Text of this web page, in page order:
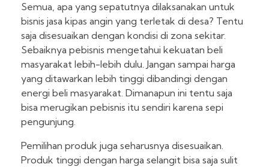
Semua, apa yang sepatutnya dilaksanakan untuk
bisnis jasa kipas angin yang terletak di desa? Tentu
saja disesuaikan dengan kondisi di zona sekitar.
Sebaiknya pebisnis mengetahui kekuatan beli
masyarakat lebih-lebih dulu. Jangan sampai harga
yang ditawarkan lebih tinggi dibandingi dengan
energi beli masyarakat. Dimanapun ini tentu saja
bisa merugikan pebisnis itu sendiri karena sepi
pengunjung.
Pemilihan produk juga seharusnya disesuaikan.
Produk tinggi dengan harga selangit bisa saja sulit